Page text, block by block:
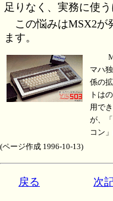
足りなく、実務に使
この悩みはMSX2が
ます。
マハ
係の
トは
用で
が、
コン
(ページ作成 1996-10-13)
戻る 次